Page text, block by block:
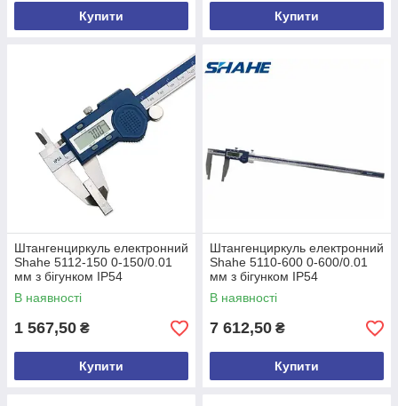
Купити Купити
Штангенциркуль електронний
Shahe 5112-150 0-150/0.01
мм з бігунком IP54
В наявності
1 567,50 ₴
Купити
Штангенциркуль електронний
Shahe 5110-600 0-600/0.01
мм з бігунком IP54
В наявності
7 612,50 ₴
Купити